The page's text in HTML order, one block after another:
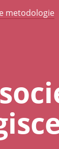
metodologie